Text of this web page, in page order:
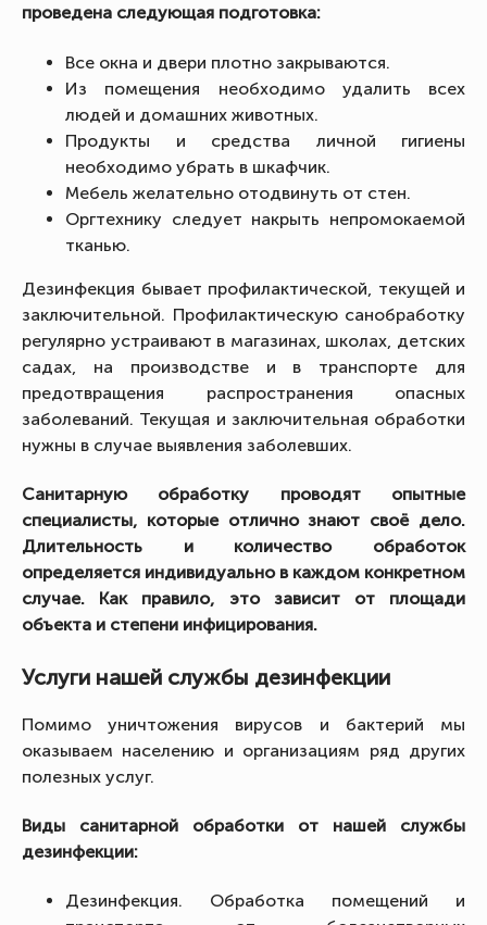
проведена следующая подготовка:
Все окна и двери плотно закрываются.
Из помещения необходимо удалить всех
людей и домашних животных.
Продукты и средства личной гигиены
необходимо убрать в шкафчик.
Мебель желательно отодвинуть от стен.
Оргтехнику следует накрыть непромокаемой
тканью.
Дезинфекция бывает профилактической, текущей и
заключительной. Профилактическую санобработку
регулярно устраивают в магазинах, школах, детских
садах, на производстве и в транспорте для
предотвращения распространения опасных
заболеваний. Текущая и заключительная обработки
нужны в случае выявления заболевших.
Санитарную обработку проводят опытные
специалисты, которые отлично знают своё дело.
Длительность и количество обработок
определяется индивидуально в каждом конкретном
случае. Как правило, это зависит от площади
объекта и степени инфицирования.
Услуги нашей службы дезинфекции
Помимо уничтожения вирусов и бактерий мы
оказываем населению и организациям ряд других
полезных услуг.
Виды санитарной обработки от нашей службы
дезинфекции:
Дезинфекция. Обработка помещений и